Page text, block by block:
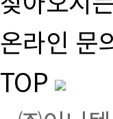
온라인 문
TOP